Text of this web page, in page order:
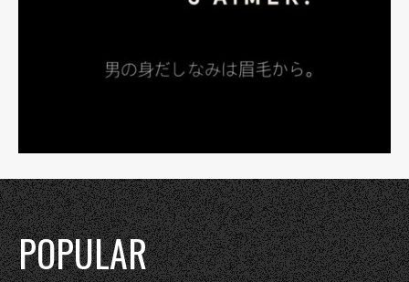
POPULAR